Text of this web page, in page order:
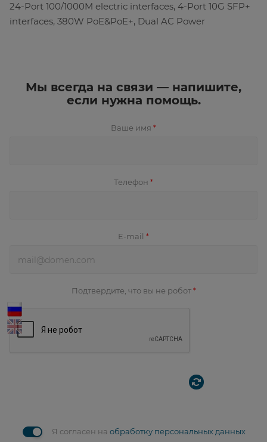
24-Port 100/1000M electric interfaces, 4-Port 10G SFP+
interfaces, 380W PoE&PoE+, Dual AC Power
Мы всегда на связи — напишите,
если нужна помощь.
Ваше имя *
Телефон *
E-mail *
Подтвердите, что вы не робот *
Я согласен на обработку персональных данных